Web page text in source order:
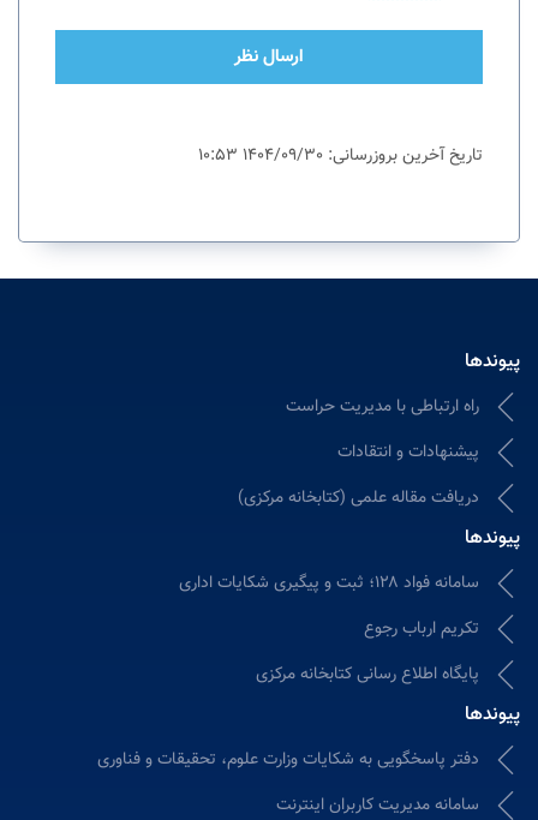
ارسال نظر
تاریخ آخرین بروزرسانی: 1404/09/30 10:53
پیوندها
راه ارتباطی با مدیریت حراست
پیشنهادات و انتقادات
دریافت مقاله علمی (کتابخانه مرکزی)
پیوندها
سامانه فواد ۱۲۸؛ ثبت و پیگیری شکایات اداری
تکریم ارباب رجوع
پایگاه اطلاع رسانی کتابخانه مرکزی
پیوندها
دفتر پاسخگویی به شکایات وزارت علوم، تحقیقات و فناوری
سامانه مدیریت کاربران اینترنت